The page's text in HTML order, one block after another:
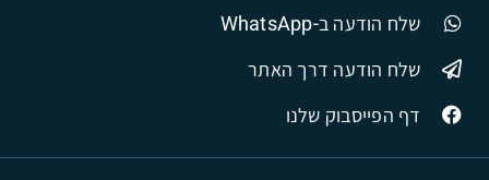
שלח הודעה ב-WhatsApp
שלח הודעה דרך האתר
דף הפייסבוק שלנו